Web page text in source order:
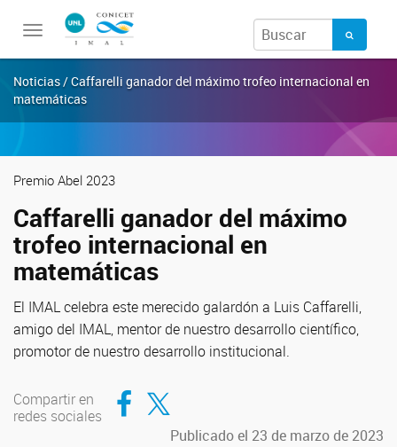
Toggle
Noticias / Caffarelli ganador del máximo trofeo internacional en
matemáticas
Premio Abel 2023
Caffarelli ganador del máximo
trofeo internacional en
matemáticas
El IMAL celebra este merecido galardón a Luis Caffarelli,
amigo del IMAL, mentor de nuestro desarrollo científico,
promotor de nuestro desarrollo institucional.
Compartir en
redes sociales
Compartir en Facebook
Compartir en Twitter
Publicado el 23 de marzo de 2023